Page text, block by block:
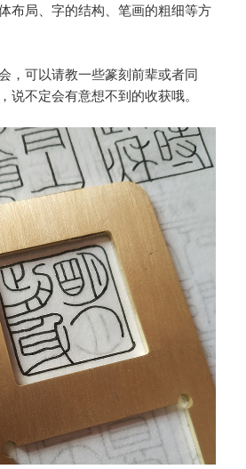
布局、字的结构、笔画的粗细等方
，可以请教一些篆刻前辈或者同
说不定会有意想不到的收获哦。